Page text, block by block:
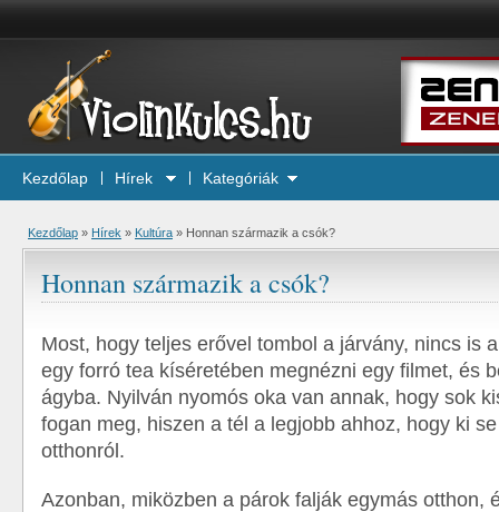
Kezdőlap Hírek Kategóriák
Kezdőlap » Hírek » Kultúra » Honnan származik a csók?
Honnan származik a csók?
Most, hogy teljes erővel tombol a járvány, nincs is
egy forró tea kíséretében megnézni egy filmet, és
ágyba. Nyilván nyomós oka van annak, hogy sok
fogan meg, hiszen a tél a legjobb ahhoz, hogy ki
otthonról.
Azonban, miközben a párok falják egymás otthon,